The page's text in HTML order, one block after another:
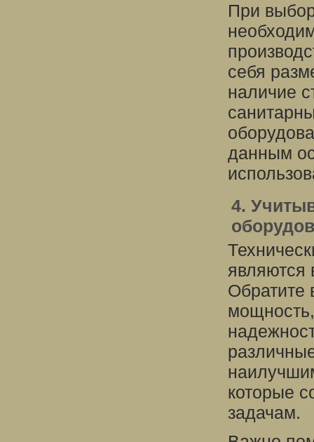
При
себя
наличие
данным
4.
являются
Обратите
которые
задачам.